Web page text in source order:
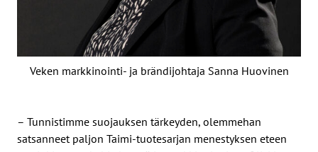
Veken markkinointi- ja brändijohtaja Sanna Huovinen
– Tunnistimme suojauksen tärkeyden, olemmehan
satsanneet paljon Taimi-tuotesarjan menestyksen eteen